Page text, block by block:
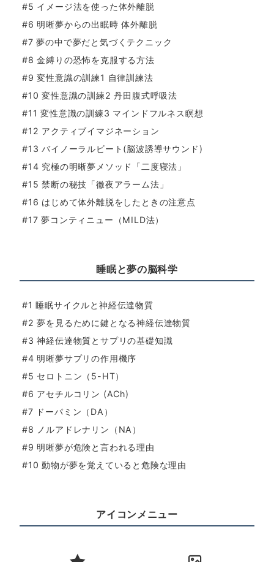
#5 イメージ法を使った体外離脱
#6 明晰夢からの出眠時 体外離脱
#7 夢の中で夢だと気づくテクニック
#8 金縛りの恐怖を克服する方法
#9 変性意識の訓練1 自律訓練法
#10 変性意識の訓練2 丹田腹式呼吸法
#11 変性意識の訓練3 マインドフルネス瞑想
#12 アクティブイマジネーション
#13 バイノーラルビート(脳波誘導サウンド)
#14 究極の明晰夢メソッド「二度寝法」
#15 禁断の秘技「徹夜アラーム法」
#16 はじめて体外離脱をしたときの注意点
#17 夢コンティニュー（MILD法）
睡眠と夢の脳科学
#1 睡眠サイクルと神経伝達物質
#2 夢を見るために鍵となる神経伝達物質
#3 神経伝達物質とサプリの基礎知識
#4 明晰夢サプリの作用機序
#5 セロトニン（5-HT）
#6 アセチルコリン (ACh)
#7 ドーパミン（DA）
#8 ノルアドレナリン（NA）
#9 明晰夢が危険と言われる理由
#10 動物が夢を覚えていると危険な理由
アイコンメニュー